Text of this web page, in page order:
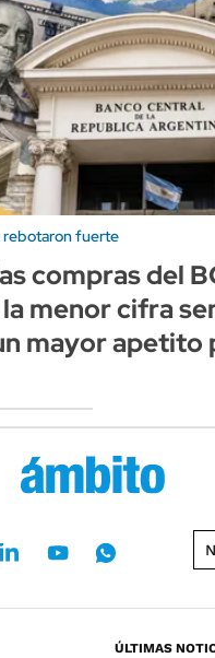
rebotaron fuerte
compras del
menor cifra
mayor apetito
ÚLTIMAS